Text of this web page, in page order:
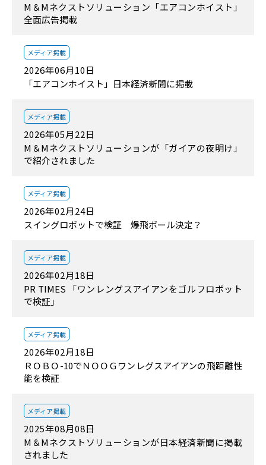
M＆Mネクストソリューション「エアコンホイスト」
全面広告掲載
2026年06月10日
メディア掲載
「エアコンホイスト」日本経済新聞に掲載
2026年05月22日
メディア掲載
M＆Mネクストソリューションが「ガイアの夜明け」
で紹介されました
2026年02月24日
メディア掲載
スイングロボットで検証 爆飛ボール決定？
2026年02月18日
メディア掲載
PR TIMES 「ワンレングスアイアンをゴルフロボット
で検証」
2026年02月18日
メディア掲載
ＲＯＢＯ-10でＮＯＯＧワンレグスアイアンの飛距離性
能を検証
2025年08月08日
メディア掲載
M＆Mネクストソリューションが日本経済新聞に掲載
されました